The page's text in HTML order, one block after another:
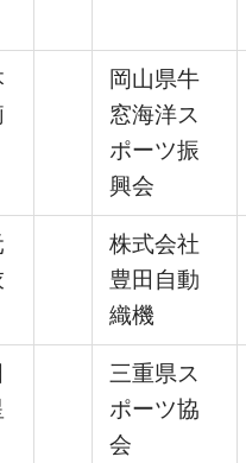
岡⼭県⽜
窓海洋ス
ポーツ振
興会
株式会社
豊⽥⾃動
織機
三重県ス
ポーツ協
会